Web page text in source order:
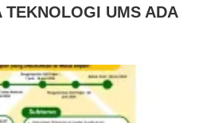
UMS ADA